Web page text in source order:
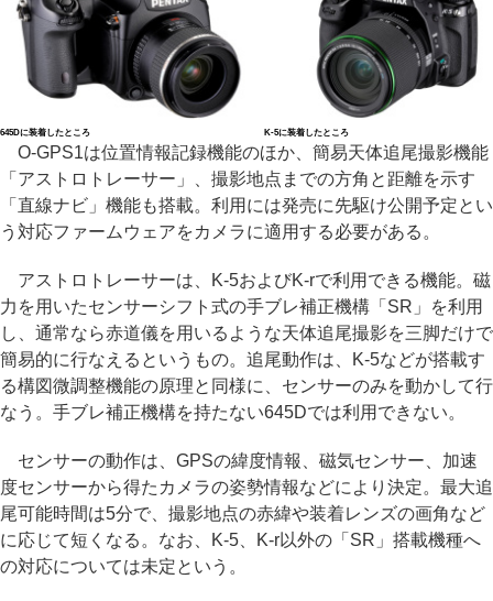
645Dに装着したところ K-5に装着したところ
O-GPS1は位置情報記録機能のほか、簡易天体追尾撮影機能
「アストロトレーサー」、撮影地点までの方角と距離を示す
「直線ナビ」機能も搭載。利用には発売に先駆け公開予定とい
う対応ファームウェアをカメラに適用する必要がある。
アストロトレーサーは、K-5およびK-rで利用できる機能。磁
力を用いたセンサーシフト式の手ブレ補正機構「SR」を利用
し、通常なら赤道儀を用いるような天体追尾撮影を三脚だけで
簡易的に行なえるというもの。追尾動作は、K-5などが搭載す
る構図微調整機能の原理と同様に、センサーのみを動かして行
なう。手ブレ補正機構を持たない645Dでは利用できない。
センサーの動作は、GPSの緯度情報、磁気センサー、加速
度センサーから得たカメラの姿勢情報などにより決定。最大追
尾可能時間は5分で、撮影地点の赤緯や装着レンズの画角など
に応じて短くなる。なお、K-5、K-r以外の「SR」搭載機種へ
の対応については未定という。